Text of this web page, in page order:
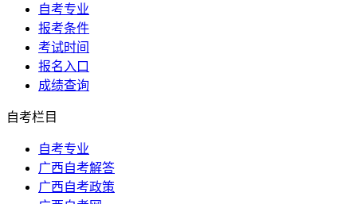
自考专业
报考条件
考试时间
报名入口
成绩查询
自考栏目
自考专业
广西自考解答
广西自考政策